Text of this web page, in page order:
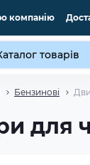
компанію
товарів
Бензинові
для